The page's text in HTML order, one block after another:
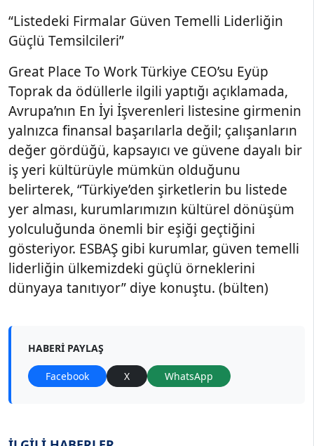
“Listedeki Firmalar Güven Temelli Liderliğin
Güçlü Temsilcileri”
Great Place To Work Türkiye CEO’su Eyüp
Toprak da ödüllerle ilgili yaptığı açıklamada,
Avrupa’nın En İyi İşverenleri listesine girmenin
yalnızca finansal başarılarla değil; çalışanların
değer gördüğü, kapsayıcı ve güvene dayalı bir
iş yeri kültürüyle mümkün olduğunu
belirterek, “Türkiye’den şirketlerin bu listede
yer alması, kurumlarımızın kültürel dönüşüm
yolculuğunda önemli bir eşiği geçtiğini
gösteriyor. ESBAŞ gibi kurumlar, güven temelli
liderliğin ülkemizdeki güçlü örneklerini
dünyaya tanıtıyor” diye konuştu. (bülten)
HABERI PAYLAŞ
Facebook X WhatsApp